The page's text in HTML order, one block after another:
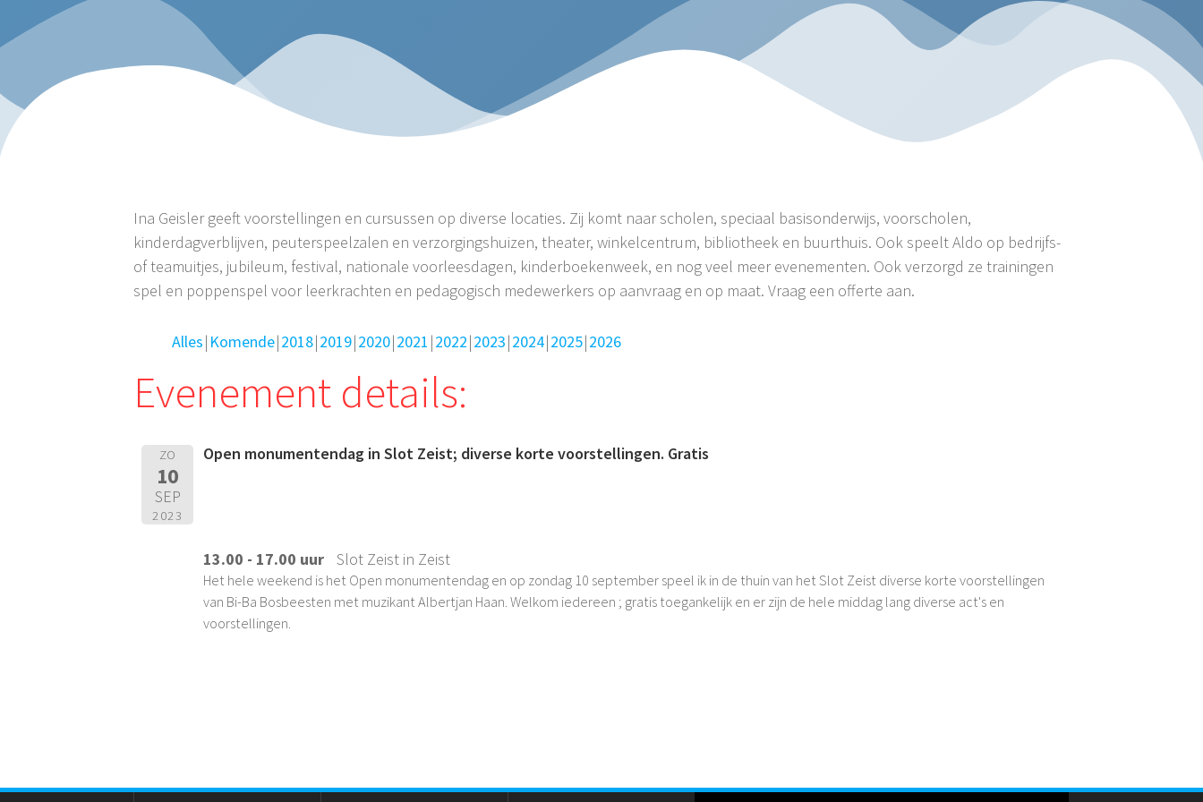
Ina Geisler geeft voorstellingen en cursussen op diverse locaties. Zij komt naar scholen, speciaal basisonderwijs, voorscholen,
kinderdagverblijven, peuterspeelzalen en verzorgingshuizen, theater, winkelcentrum, bibliotheek en buurthuis. Ook speelt Aldo op bedrijfs-
of teamuitjes, jubileum, festival, nationale voorleesdagen, kinderboekenweek, en nog veel meer evenementen. Ook verzorgd ze trainingen
spel en poppenspel voor leerkrachten en pedagogisch medewerkers op aanvraag en op maat. Vraag een offerte aan.
Alles Komende 2018 2019 2020 2021 2022 2023 2024 2025 2026
Evenement details:
ZO
10
SEP
2023
Open monumentendag in Slot Zeist; diverse korte voorstellingen. Gratis
13.00 - 17.00 uur Slot Zeist in Zeist
Het hele weekend is het Open monumentendag en op zondag 10 september speel ik in de thuin van het Slot Zeist diverse korte voorstellingen
van Bi-Ba Bosbeesten met muzikant Albertjan Haan. Welkom iedereen ; gratis toegankelijk en er zijn de hele middag lang diverse act's en
voorstellingen.